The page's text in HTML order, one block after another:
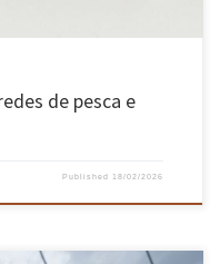
de pesca e
Published 18/02/2026